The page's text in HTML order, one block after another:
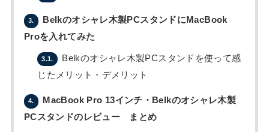
3.
Belkのオシャレ木製PCスタンドにMacBook
Proを入れてみた
3.1.
Belkのオシャレ木製PCスタンドを使って感
じたメリット・デメリット
4.
MacBook Pro 13インチ・Belkのオシャレ木製
PCスタンドのレビュー まとめ